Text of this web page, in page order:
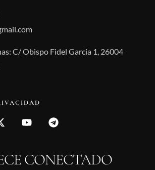
C/ Obispo Fidel Garcia 1, 26004
CONECTADO